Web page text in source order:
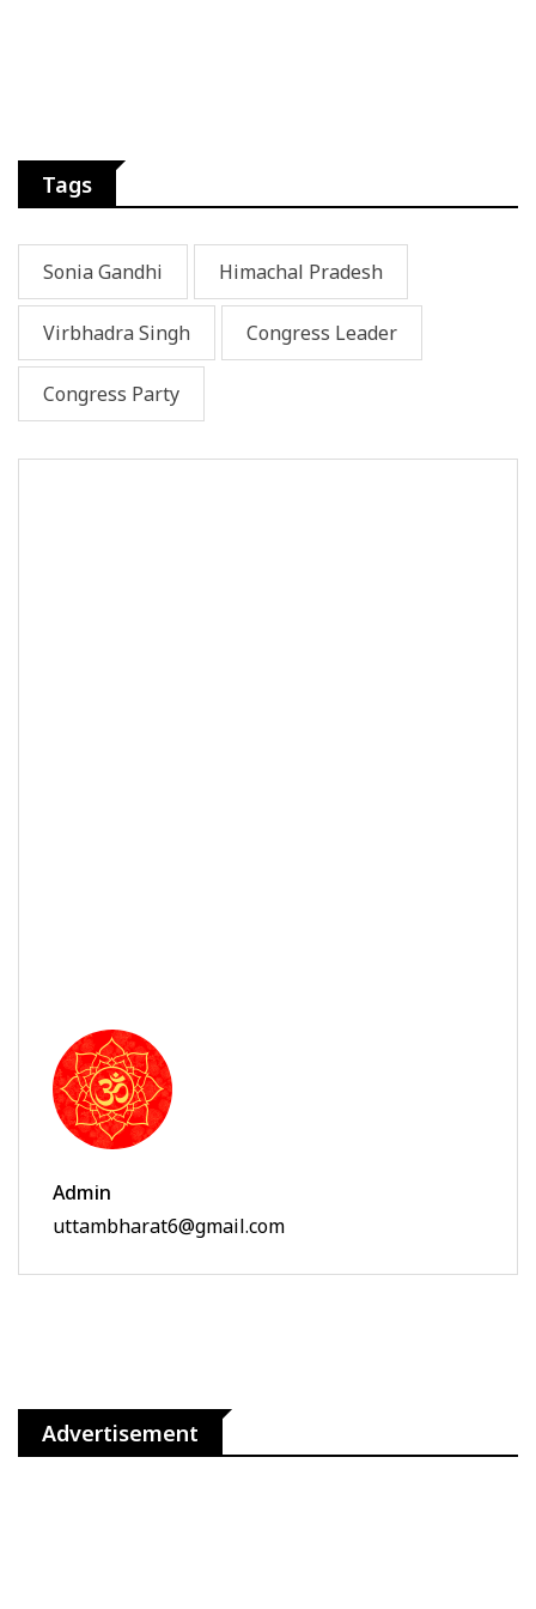
Tags
Sonia Gandhi Himachal Pradesh
Virbhadra Singh Congress Leader
Congress Party
Admin
uttambharat6@gmail.com
Advertisement